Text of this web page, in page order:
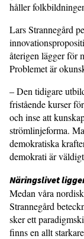
håller
Lars Strannegård
återigen lägger för
Problemet är
– Den tidigare
fristående kurser
och inse att
strömlinjeforma.
demokratiska
demokrati är
Näringslivet
Medan våra
Strannegård
sker ett
finns en allt